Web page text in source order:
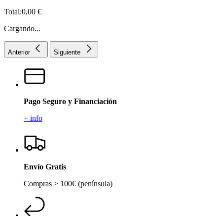
Total:0,00 €
Cargando...
Anterior Siguiente
Pago Seguro y Financiación
+ info
Envío Gratis
Compras > 100€ (península)